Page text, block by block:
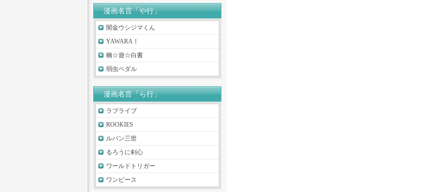
漫画名言「や行」
闇金ウシジマくん
YAWARA！
幽☆遊☆白書
弱虫ペダル
漫画名言「ら行」
ラブライブ
ROOKIES
ルパン三世
るろうに剣心
ワールドトリガー
ワンピース